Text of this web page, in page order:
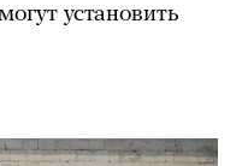
установить